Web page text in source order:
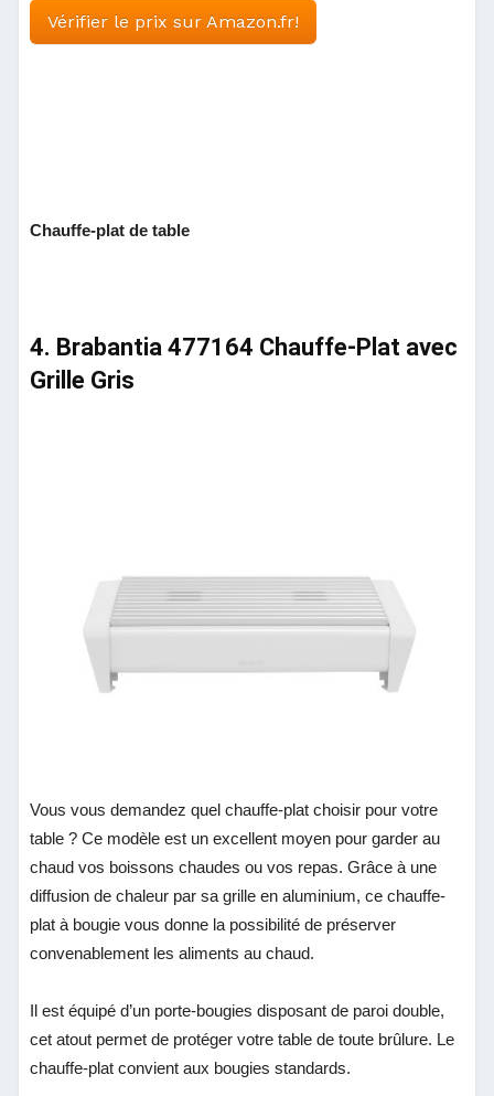
Vérifier le prix sur Amazon.fr!
Chauffe-plat de table
4. Brabantia 477164 Chauffe-Plat avec
Grille Gris
Vous vous demandez quel chauffe-plat choisir pour votre
table ? Ce modèle est un excellent moyen pour garder au
chaud vos boissons chaudes ou vos repas. Grâce à une
diffusion de chaleur par sa grille en aluminium, ce chauffe-
plat à bougie vous donne la possibilité de préserver
convenablement les aliments au chaud.
Il est équipé d’un porte-bougies disposant de paroi double,
cet atout permet de protéger votre table de toute brûlure. Le
chauffe-plat convient aux bougies standards.